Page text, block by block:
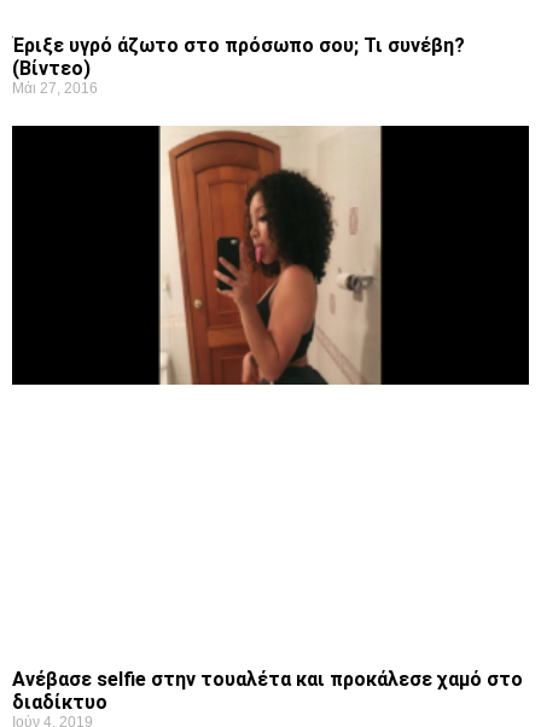
Έριξε υγρό άζωτο στο πρόσωπο σου; Τι συνέβη?
(Βίντεο)
Μάι 27, 2016
Ανέβασε selfie στην τουαλέτα και προκάλεσε χαμό στο
διαδίκτυο
Ιούν 4, 2019